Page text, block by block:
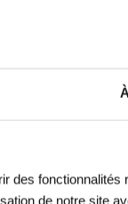
des
de notre site